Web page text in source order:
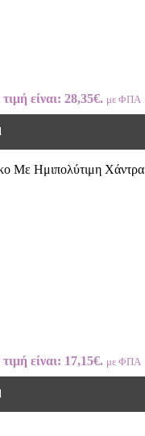
είναι: 28,35€. με ΦΠΑ
Με Ημιπολύτιμη Χάντρα
είναι: 17,15€. με ΦΠΑ